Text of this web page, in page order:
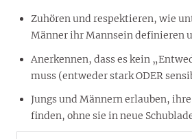
Zuhören und respektieren, wie
Männer ihr Mannsein definieren
Anerkennen, dass es kein
muss (entweder stark ODER
Jungs und Männern erlauben,
finden, ohne sie in neue